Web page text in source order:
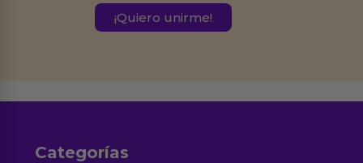
Destinatarios:Ferran Roig Muñoz. Podrás ejercer tus
Categorías